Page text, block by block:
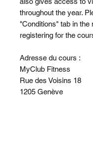
throughout the year.
"Conditions" tab in
registering for the
Adresse du cours :
MyClub Fitness
Rue des Voisins 18
1205 Genève